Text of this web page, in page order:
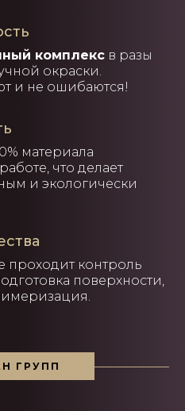
комплекс в разы
окраски.
и не ошибаются!
материала
что делает
и экологически
проходит контроль
поверхности,
ГРУПП